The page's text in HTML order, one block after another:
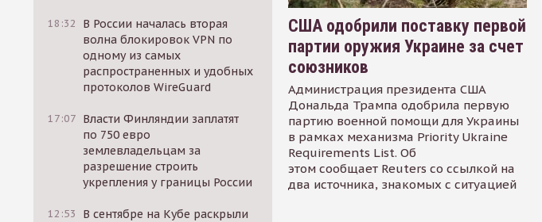
18:32
В России началась вторая
волна блокировок VPN по
одному из самых
распространенных и удобных
протоколов WireGuard
17:07 Власти Финляндии заплатят
по 750 евро
землевладельцам за
разрешение строить
укрепления у границы России
12:53
В сентябре на Кубе раскрыли
США одобрили поставку первой
партии оружия Украине за счет
союзников
Администрация президента США
Дональда Трампа одобрила первую
партию военной помощи для Украины
в рамках механизма Priority Ukraine
Requirements List. Об
этом сообщает Reuters со ссылкой на
два источника, знакомых с ситуацией